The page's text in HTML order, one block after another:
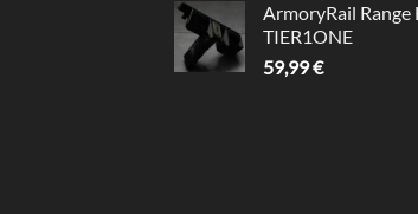
ArmoryRail Range
TIER1ONE
59,99€